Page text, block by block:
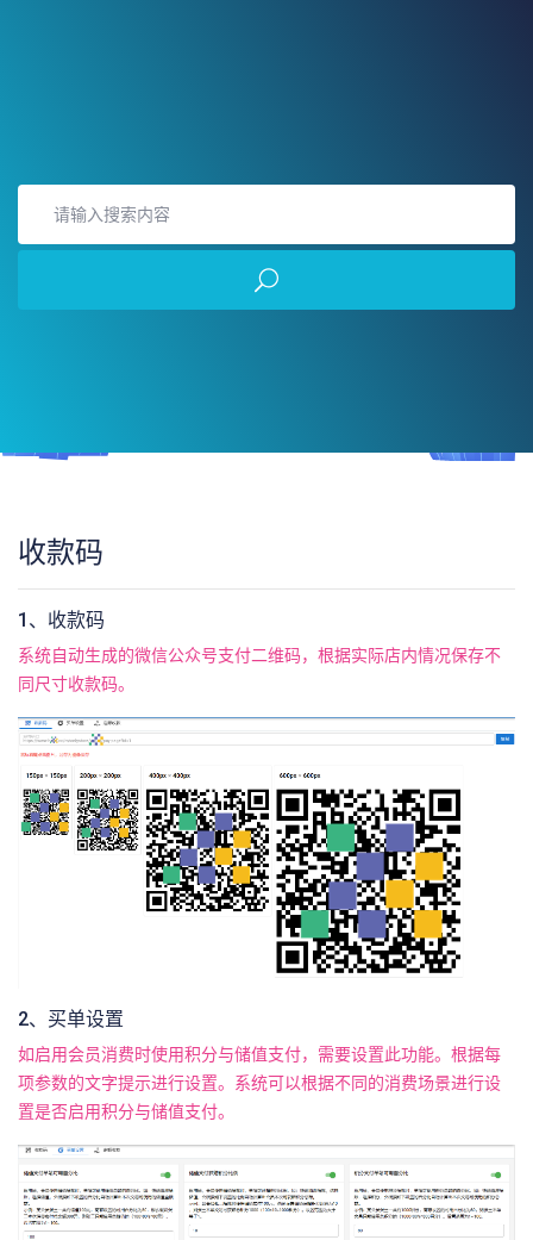
收款码
1、收款码
系统自动生成的微信公众号支付二维码，根据实际店内情况保存不
同尺寸收款码。
2、买单设置
如启用会员消费时使用积分与储值支付，需要设置此功能。根据每
项参数的文字提示进行设置。系统可以根据不同的消费场景进行设
置是否启用积分与储值支付。